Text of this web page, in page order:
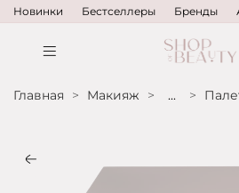
Новинки Бестселлеры Бренды
Главная Макияж ...